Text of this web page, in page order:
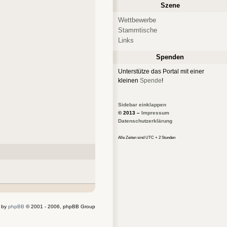
by phpBB © 2001 - 2006, phpBB Group
Szene
Wettbewerbe
Stammtische
Links
Spenden
Unterstütze das Portal mit einer
kleinen Spende!
Sidebar einklappen
© 2013 – Impressum
Datenschutzerklärung
Alle Zeiten sind UTC + 2 Stunden